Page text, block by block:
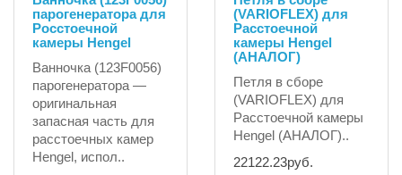
парогенератора для
Росстоечной
камеры Hengel
Ванночка (123F0056)
парогенератора —
оригинальная
запасная часть для
расстоечных камер
Hengel, испол..
(VARIOFLEX) для
Расстоечной
камеры Hengel
(АНАЛОГ)
Петля в сборе
(VARIOFLEX) для
Расстоечной камеры
Hengel (АНАЛОГ)..
22122.23руб.